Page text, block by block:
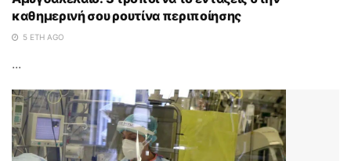
καθημερινή σου ρουτίνα περιποίησης
5 ΈΤΗ AGO
...